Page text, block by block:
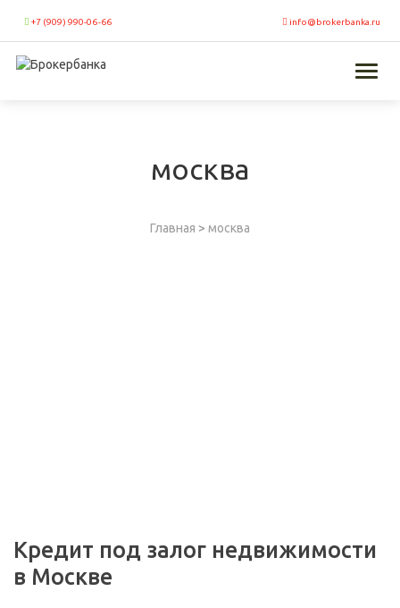
+7 (909) 990-06-66 info@brokerbanka.ru
москва
Главная >москва
Кредит под залог недвижимости
в Москве